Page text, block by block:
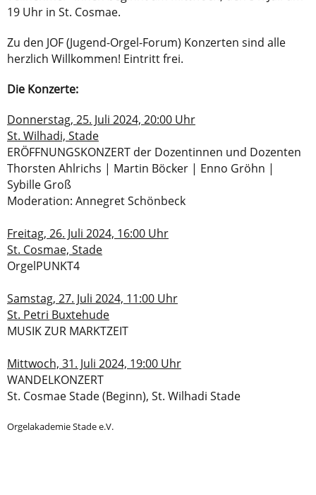
19 Uhr in St. Cosmae.
Zu den JOF (Jugend-Orgel-Forum) Konzerten sind alle
herzlich Willkommen! Eintritt frei.
Die Konzerte:
Donnerstag, 25. Juli 2024, 20:00 Uhr
St. Wilhadi, Stade
ERÖFFNUNGSKONZERT der Dozentinnen und Dozenten
Thorsten Ahlrichs | Martin Böcker | Enno Gröhn |
Sybille Groß
Moderation: Annegret Schönbeck
Freitag, 26. Juli 2024, 16:00 Uhr
St. Cosmae, Stade
OrgelPUNKT4
Samstag, 27. Juli 2024, 11:00 Uhr
St. Petri Buxtehude
MUSIK ZUR MARKTZEIT
Mittwoch, 31. Juli 2024, 19:00 Uhr
WANDELKONZERT
St. Cosmae Stade (Beginn), St. Wilhadi Stade
Orgelakademie Stade e.V.